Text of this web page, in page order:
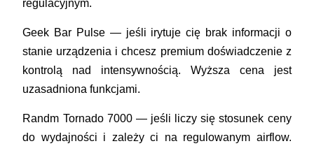
regulacyjnym.
Geek Bar Pulse — jeśli irytuje cię brak informacji o
stanie urządzenia i chcesz premium doświadczenie z
kontrolą nad intensywnością. Wyższa cena jest
uzasadniona funkcjami.
Randm Tornado 7000— jeśli liczy się stosunek ceny
do wydajności i zależy ci na regulowanym airflow.